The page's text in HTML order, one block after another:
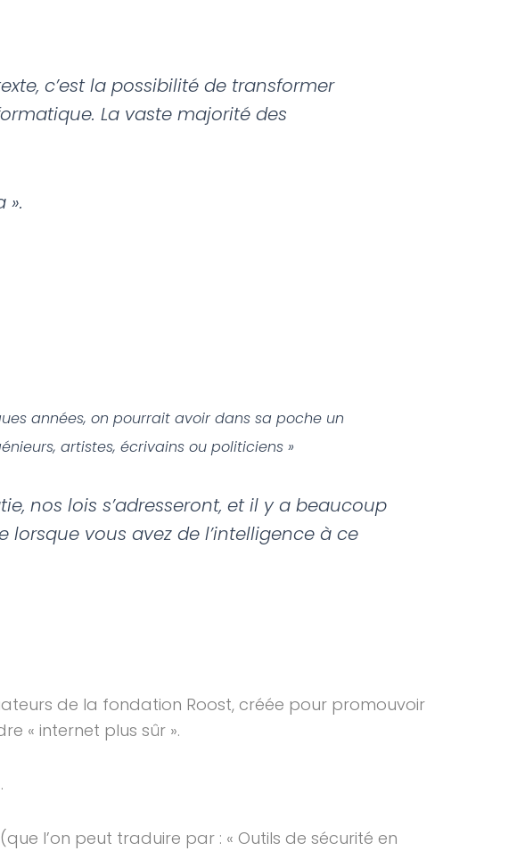
c’est la possibilité de transformer
La vaste majorité des
».
années, on pourrait avoir dans sa poche un
artistes, écrivains ou politiciens »
nos lois s’adresseront, et il y a beaucoup
vous avez de l’intelligence à ce
de la fondation Roost, créée pour promouvoir
« internet plus sûr ».
l’on peut traduire par : « Outils de sécurité en